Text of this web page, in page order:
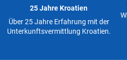
25 Jahre Kroatien
Über 25 Jahre Erfahrung mit der
Unterkunftsvermittlung Kroatien.